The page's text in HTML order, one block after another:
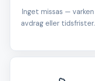
Inget missas — varken
avdrag eller tidsfrister.